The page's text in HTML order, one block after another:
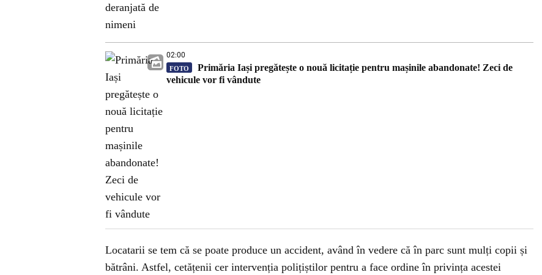
02:00
FOTO
Primăria Iași pregătește o nouă licitație pentru mașinile abandonate! Zeci de
vehicule vor fi vândute
Locatarii se tem că se poate produce un accident, având în vedere că în parc sunt mulți copii și
bătrâni. Astfel, cetățenii cer intervenția polițiștilor pentru a face ordine în privința acestei